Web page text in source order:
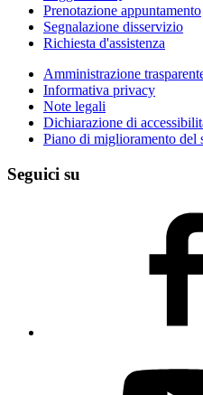
Prenotazione appuntamento
Segnalazione disservizio
Richiesta d'assistenza
Amministrazione
Informativa privacy
Note legali
Dichiarazione di
Piano di miglioramento del
Seguici su